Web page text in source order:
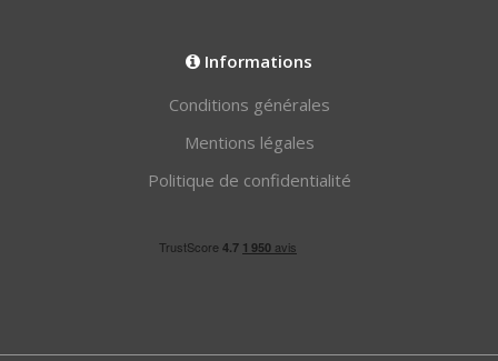
Informations
Conditions générales
Mentions légales
Politique de confidentialité